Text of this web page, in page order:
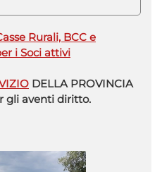
Rurali, BCC e
i Soci attivi
DELLA PROVINCIA
gli aventi diritto.